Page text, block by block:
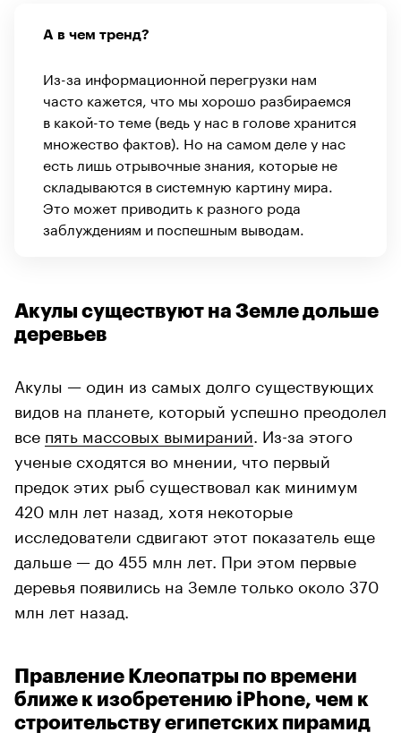
А в чем тренд?
Из-за информационной перегрузки нам
часто кажется, что мы хорошо разбираемся
в какой-то теме (ведь у нас в голове хранится
множество фактов). Но на самом деле у нас
есть лишь отрывочные знания, которые не
складываются в системную картину мира.
Это может приводить к разного рода
заблуждениям и поспешным выводам.
Акулы существуют на Земле дольше
деревьев
Акулы — один из самых долго существующих
видов на планете, который успешно преодолел
все пять массовых вымираний . Из-за этого
ученые сходятся во мнении, что первый
предок этих рыб существовал как минимум
420 млн лет назад, хотя некоторые
исследователи сдвигают этот показатель еще
дальше — до 455 млн лет. При этом первые
деревья появились на Земле только около 370
млн лет назад.
Правление Клеопатры по времени
ближе к изобретению iPhone, чем к
строительству египетских пирамид